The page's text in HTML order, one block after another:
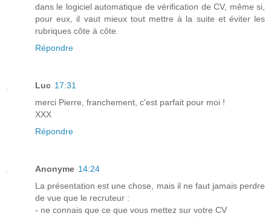
dans le logiciel automatique de vérification de CV, même si,
pour eux, il vaut mieux tout mettre à la suite et éviter les
rubriques côte à côte.
Répondre
Luc 17:31
merci Pierre, franchement, c'est parfait pour moi !
XXX
Répondre
Anonyme 14:24
La présentation est une chose, mais il ne faut jamais perdre
de vue que le recruteur :
- ne connais que ce que vous mettez sur votre CV